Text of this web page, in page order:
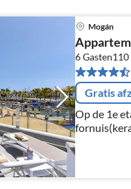
Mogán
6 Gasten110
Gratis
Op de 1e
magnetron,
woon/